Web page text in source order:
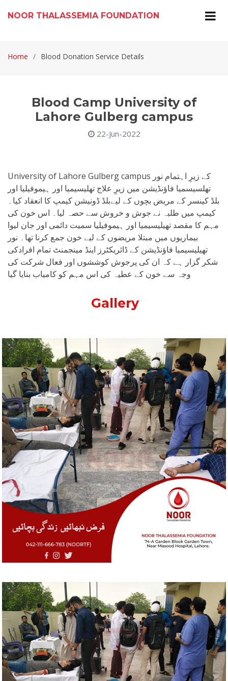
NOOR THALASSEMIA FOUNDATION
Home Blood Donation Service Details
Blood Camp University of
Lahore Gulberg campus
22-Jun-2022
University of Lahore Gulberg campus کے زیرِ اہتمام نور
تھلسیسمیا فاؤنڈیشن میں زیرِ علاج تھلیسیمیا اور ہیموفیلیا اور
بلڈ کینسر کے مریض بچوں کے لیےبلڈ ڈونیشن کیمپ کا انعقاد کیا۔
کیمپ میں طلبہ نے جوش و خروش سے حصہ لیا۔ اس خون کی
مہم کا مقصد تھیلیسیمیا اور ہیموفیلیا سمیت دائمی اور جان لیوا
بیماریوں میں مبتلا مریضوں کے لیے خون جمع کرنا تھا۔ نور
تھیلیسیمیا فاؤنڈیشن کے ڈائریکٹرز اینڈ مینجمنٹ تمام افرادکی
شکر گزار ہے کہ ان کی پرجوش کوششوں اور فعال شرکت کی
وجہ سے خون کے عطیہ کی اس مہم کو کامیاب بنایا گیا
Gallery